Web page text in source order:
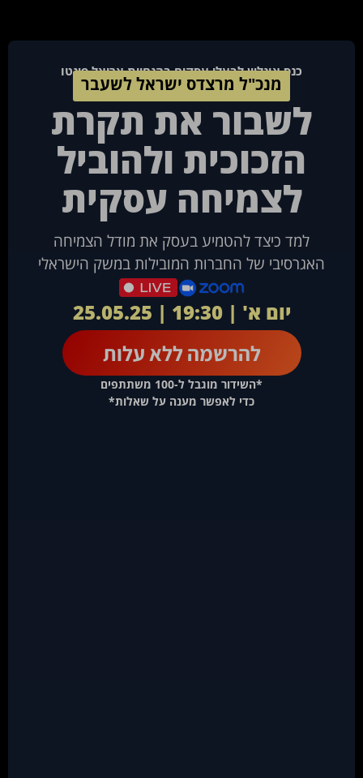
כנס אונליין לבעלי עסקים בהנחיית אריאל פינטו
מנכ"ל מרצדס ישראל לשעבר
לשבור את תקרת
הזכוכית ולהוביל
לצמיחה עסקית
למד כיצד להטמיע בעסק את מודל הצמיחה
האגרסיבי של החברות המובילות במשק הישראלי
יום א' | 19:30 | 25.05.25
להרשמה ללא עלות
*השידור מוגבל ל-100 משתתפים
כדי לאפשר מענה על שאלות*